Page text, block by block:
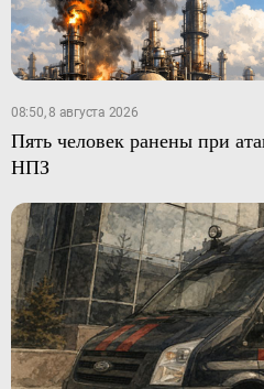
08:50, 8 августа 2026
Пять человек ранены при
НПЗ